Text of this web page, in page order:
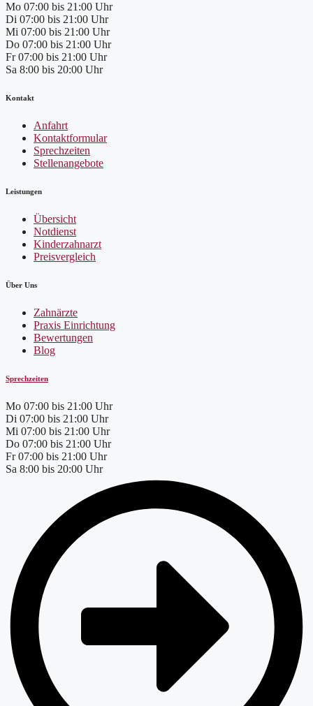
Mo 07:00 bis 21:00 Uhr
Di 07:00 bis 21:00 Uhr
Mi 07:00 bis 21:00 Uhr
Do 07:00 bis 21:00 Uhr
Fr 07:00 bis 21:00 Uhr
Sa 8:00 bis 20:00 Uhr
Kontakt
Anfahrt
Kontaktformular
Sprechzeiten
Stellenangebote
Leistungen
Übersicht
Notdienst
Kinderzahnarzt
Preisvergleich
Über Uns
Zahnärzte
Praxis Einrichtung
Bewertungen
Blog
Sprechzeiten
Mo 07:00 bis 21:00 Uhr
Di 07:00 bis 21:00 Uhr
Mi 07:00 bis 21:00 Uhr
Do 07:00 bis 21:00 Uhr
Fr 07:00 bis 21:00 Uhr
Sa 8:00 bis 20:00 Uhr